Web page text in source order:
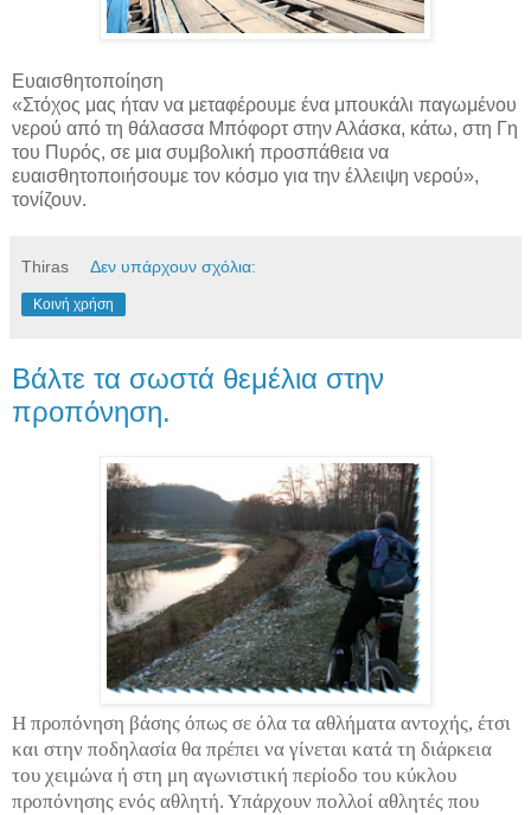
Ευαισθητοποίηση
«Στόχος μας ήταν να μεταφέρουμε ένα μπουκάλι παγωμένου
νερού από τη θάλασσα Μπόφορτ στην Αλάσκα, κάτω, στη Γη
του Πυρός, σε μια συμβολική προσπάθεια να
ευαισθητοποιήσουμε τον κόσμο για την έλλειψη νερού»,
τονίζουν.
Thiras Δεν υπάρχουν σχόλια:
Κοινή χρήση
Βάλτε τα σωστά θεμέλια στην
προπόνηση.
Η προπόνηση βάσης όπως σε όλα τα αθλήματα αντοχής, έτσι
και στην ποδηλασία θα πρέπει να γίνεται κατά τη διάρκεια
του χειμώνα ή στη μη αγωνιστική περίοδο του κύκλου
προπόνησης ενός αθλητή. Υπάρχουν πολλοί αθλητές που